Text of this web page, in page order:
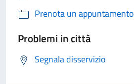
Prenota un appuntamento
Problemi in città
Segnala disservizio